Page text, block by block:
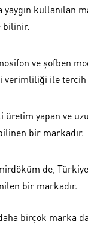
yaygın kullanılan
bilinir.
ve şofben
verimliliği ile
üretim yapan ve
bir markadır.
de,
bir markadır.
birçok marka